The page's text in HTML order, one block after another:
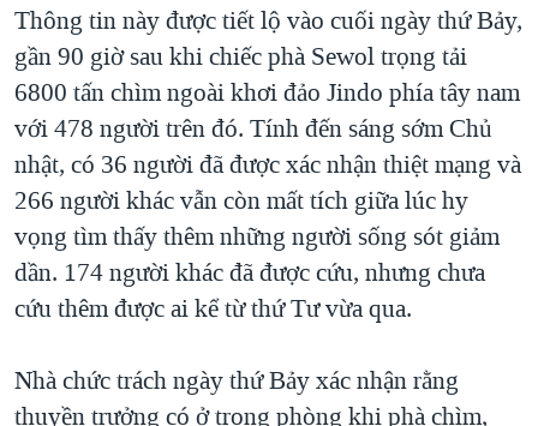
BÊN KIA QUỐC LỘ: TIẾNG VỌNG TỪ NÔNG THÔN MỸ
QUAN HỆ VIỆT MỸ
Thông tin này được tiết lộ vào cuối ngày thứ Bảy,
gần 90 giờ sau khi chiếc phà Sewol trọng tải
6800 tấn chìm ngoài khơi đảo Jindo phía tây nam
với 478 người trên đó. Tính đến sáng sớm Chủ
nhật, có 36 người đã được xác nhận thiệt mạng và
266 người khác vẫn còn mất tích giữa lúc hy
vọng tìm thấy thêm những người sống sót giảm
dần. 174 người khác đã được cứu, nhưng chưa
cứu thêm được ai kể từ thứ Tư vừa qua.
Nhà chức trách ngày thứ Bảy xác nhận rằng
thuyền trưởng có ở trong phòng khi phà chìm,